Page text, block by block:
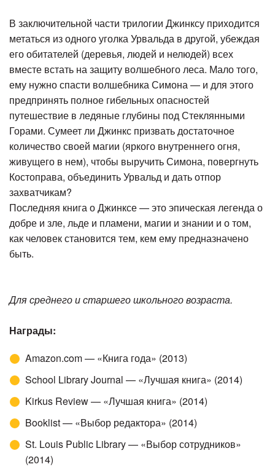
В заключительной части трилогии Джинксу приходится
метаться из одного уголка Урвальда в другой, убеждая
его обитателей (деревья, людей и нелюдей) всех
вместе встать на защиту волшебного леса. Мало того,
ему нужно спасти волшебника Симона — и для этого
предпринять полное гибельных опасностей
путешествие в ледяные глубины под Стеклянными
Горами. Сумеет ли Джинкс призвать достаточное
количество своей магии (яркого внутреннего огня,
живущего в нем), чтобы выручить Симона, повергнуть
Костоправа, объединить Урвальд и дать отпор
захватчикам?
Последняя книга о Джинксе — это эпическая легенда о
добре и зле, льде и пламени, магии и знании и о том,
как человек становится тем, кем ему предназначено
быть.
Для среднего и старшего школьного возраста.
Награды:
Amazon.com — «Книга года» (2013)
School Library Journal — «Лучшая книга» (2014)
Kirkus Review — «Лучшая книга» (2014)
Booklist — «Выбор редактора» (2014)
St. Louis Public Library — «Выбор сотрудников»
(2014)